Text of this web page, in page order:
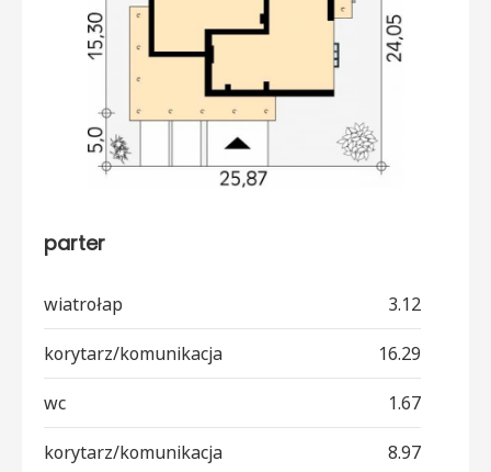
parter
wiatrołap 3.12
korytarz/komunikacja 16.29
wc 1.67
korytarz/komunikacja 8.97